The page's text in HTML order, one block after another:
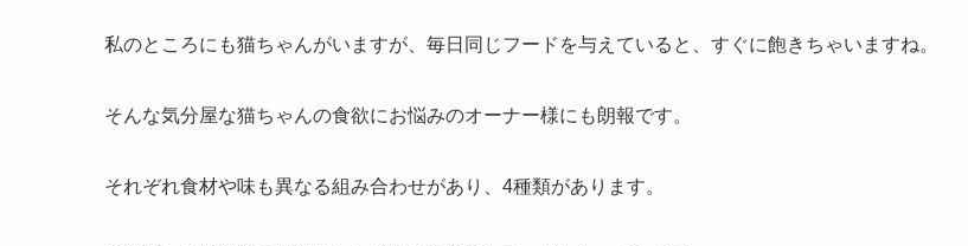
私のところにも猫ちゃんがいますが、毎日同じフードを与えていると、すぐに飽きちゃいますね。
そんな気分屋な猫ちゃんの食欲にお悩みのオーナー様にも朗報です。
それぞれ食材や味も異なる組み合わせがあり、4種類があります。